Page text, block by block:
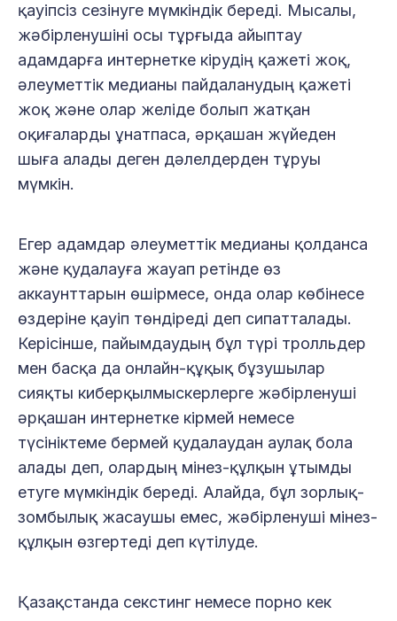
қауіпсіз сезінуге мүмкіндік береді. Мысалы,
жәбірленушіні осы тұрғыда айыптау
адамдарға интернетке кірудің қажеті жоқ,
әлеуметтік медианы пайдаланудың қажеті
жоқ және олар желіде болып жатқан
оқиғаларды ұнатпаса, әрқашан жүйеден
шыға алады деген дәлелдерден тұруы
мүмкін.
Егер адамдар әлеуметтік медианы қолданса
және қудалауға жауап ретінде өз
аккаунттарын өшірмесе, онда олар көбінесе
өздеріне қауіп төндіреді деп сипатталады.
Керісінше, пайымдаудың бұл түрі тролльдер
мен басқа да онлайн-құқық бұзушылар
сияқты киберқылмыскерлерге жәбірленуші
әрқашан интернетке кірмей немесе
түсініктеме бермей қудалаудан аулақ бола
алады деп, олардың мінез-құлқын ұтымды
етуге мүмкіндік береді. Алайда, бұл зорлық-
зомбылық жасаушы емес, жәбірленуші мінез-
құлқын өзгертеді деп күтілуде.
Қазақстанда секстинг немесе порно кек